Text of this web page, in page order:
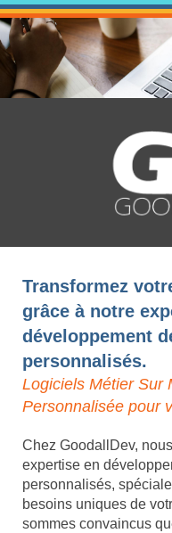
Transformez
grâce à notre
développement
personnalisés.
Logiciels Métier Sur
Personnalisée pour
Chez GoodallDev,
expertise en
personnalisés,
besoins uniques de
sommes convaincus